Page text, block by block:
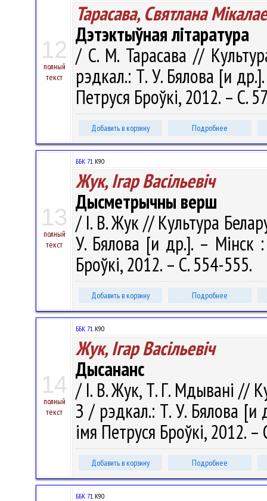
12
полный
текст
Тарасава, Святлана
Дэтэктыўная літаратура
/ С. М. Тарасава //
рэдкал.: Т. У. Бялова [и
Петруся Броўкі, 2012. – С.
Добавить в корзину Подробнее
13
полный
текст
ББК 71.К90
Жук, Ігар Васільевіч
Дысметрычны верш
/ І. В. Жук // Культура
У. Бялова [и др.]. – Мінск
Броўкі, 2012. – С. 554-555.
Добавить в корзину Подробнее
14
полный
текст
ББК 71.К90
Жук, Ігар Васільевіч
Дысананс
/ І. В. Жук, Т. Г. Мдывані //
З / рэдкал.: Т. У. Бялова [и
імя Петруся Броўкі, 2012.
Добавить в корзину Подробнее
ББК 71.К90